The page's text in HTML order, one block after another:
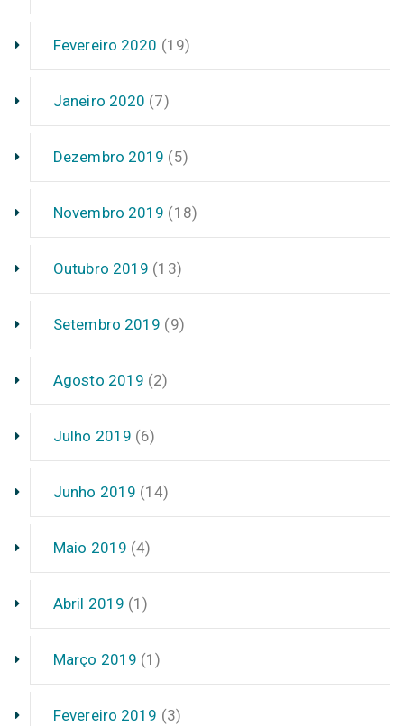
Fevereiro 2020 (19)
Janeiro 2020 (7)
Dezembro 2019 (5)
Novembro 2019 (18)
Outubro 2019 (13)
Setembro 2019 (9)
Agosto 2019 (2)
Julho 2019 (6)
Junho 2019 (14)
Maio 2019 (4)
Abril 2019 (1)
Março 2019 (1)
Fevereiro 2019 (3)